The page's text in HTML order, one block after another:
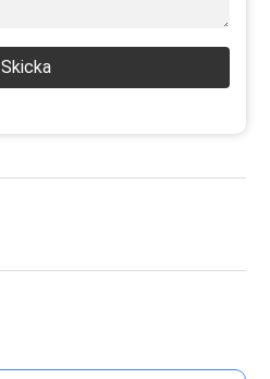
Skicka